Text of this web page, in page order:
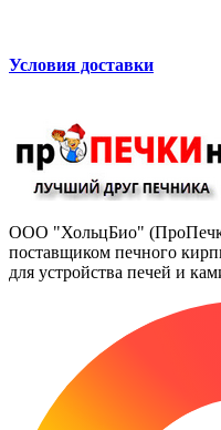
Условия доставки
ООО "ХольцБио"
поставщиком печного
для устройства печей и